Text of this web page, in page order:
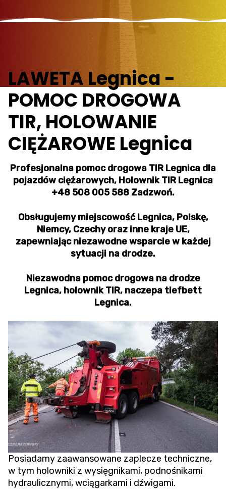
LAWETA Legnica -
POMOC DROGOWA
TIR, HOLOWANIE
CIĘŻAROWE Legnica
Profesjonalna pomoc drogowa TIR Legnica dla
pojazdów ciężarowych, Holownik TIR Legnica
+48 508 005 588 Zadzwoń.
Obsługujemy miejscowość Legnica, Polskę,
Niemcy, Czechy oraz inne kraje UE,
zapewniając niezawodne wsparcie w każdej
sytuacji na drodze.
Niezawodna pomoc drogowa na drodze
Legnica, holownik TIR, naczepa tiefbett
Legnica.
Posiadamy zaawansowane zaplecze techniczne,
w tym holowniki z wysięgnikami, podnośnikami
hydraulicznymi, wciągarkami i dźwigami.